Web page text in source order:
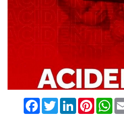
FacebookTwitterLinkedIn